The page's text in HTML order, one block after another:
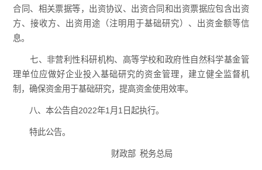
合同、相关票据等，出资协议、出资合同和出资票据应包含出资
方、接收方、出资用途（注明用于基础研究）、出资金额等信
息。
七、非营利性科研机构、高等学校和政府性自然科学基金管
理单位应做好企业投入基础研究的资金管理，建立健全监督机
制，确保资金用于基础研究，提高资金使用效率。
八、本公告自2022年1月1日起执行。
特此公告。
财政部 税务总局